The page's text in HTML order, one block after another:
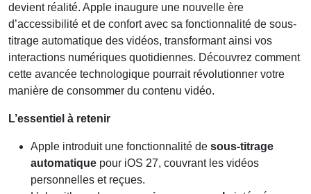
devient réalité. Apple inaugure une nouvelle ère
d’accessibilité et de confort avec sa fonctionnalité de sous-
titrage automatique des vidéos, transformant ainsi vos
interactions numériques quotidiennes. Découvrez comment
cette avancée technologique pourrait révolutionner votre
manière de consommer du contenu vidéo.
L’essentiel à retenir
Apple introduit une fonctionnalité de sous-titrage
automatique pour iOS 27, couvrant les vidéos
personnelles et reçues.